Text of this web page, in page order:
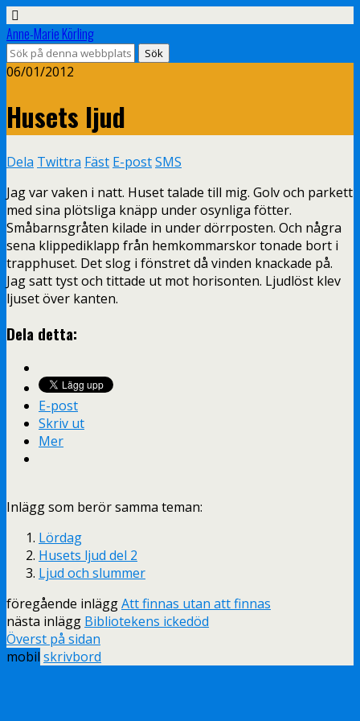
Anne-Marie Körling
06/01/2012
Husets ljud
Dela Twittra Fäst E-postSMS
Jag var vaken i natt. Huset talade till mig. Golv och parkett
med sina plötsliga knäpp under osynliga fötter.
Småbarnsgråten kilade in under dörrposten. Och några
sena klippediklapp från hemkommarskor tonade bort i
trapphuset. Det slog i fönstret då vinden knackade på.
Jag satt tyst och tittade ut mot horisonten. Ljudlöst klev
ljuset över kanten.
Dela detta:
E-post
Skriv ut
Mer
Inlägg som berör samma teman:
Lördag
Husets ljud del 2
Ljud och slummer
föregående inläggAtt finnas utan att finnas
nästa inlägg Bibliotekens ickedöd
Överst på sidan
mobil skrivbord